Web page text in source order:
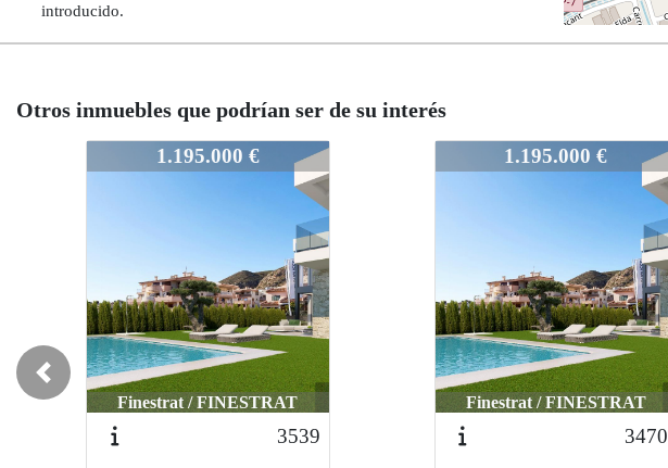
introducido.
Otros inmuebles que podrían ser de su interés
1.195.000 €
Finestrat / FINESTRAT
3470
915.000 €
Finestrat / FINESTRAT
3471
Previous